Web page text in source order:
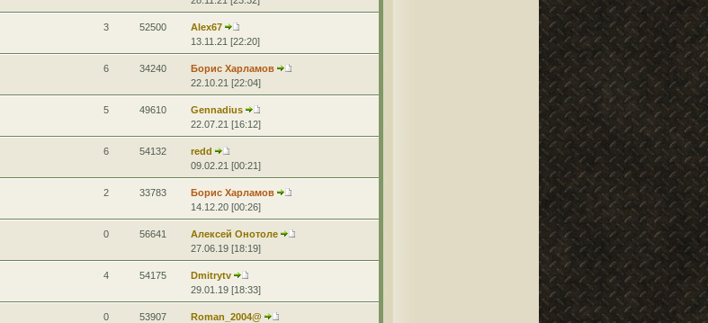
3 52500
Alex67
13.11.21 [22:20]
6 34240
Борис Харламов
22.10.21 [22:04]
5 49610
Gennadius
22.07.21 [16:12]
6 54132
redd
09.02.21 [00:21]
2 33783
Борис Харламов
14.12.20 [00:26]
0 56641
Алексей Онотоле
27.06.19 [18:19]
4 54175
Dmitrytv
29.01.19 [18:33]
0 53907
Roman_2004@